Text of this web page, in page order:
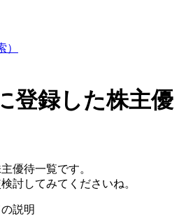
登録した株主優
優待一覧です。
討してみてくださいね。
説明